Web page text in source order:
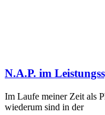
N.A.P. im
Im Laufe meiner Zeit als
wiederum sind in der